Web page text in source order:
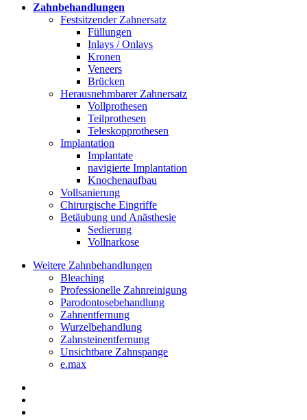
Zahnbehandlungen
Festsitzender Zahnersatz
Füllungen
Inlays / Onlays
Kronen
Veneers
Brücken
Herausnehmbarer Zahnersatz
Vollprothesen
Teilprothesen
Teleskopprothesen
Implantation
Implantate
navigierte Implantation
Knochenaufbau
Vollsanierung
Chirurgische Eingriffe
Betäubung und Anästhesie
Sedierung
Vollnarkose
Weitere Zahnbehandlungen
Bleaching
Professionelle Zahnreinigung
Parodontosebehandlung
Zahnentfernung
Wurzelbehandlung
Zahnsteinentfernung
Unsichtbare Zahnspange
e.max